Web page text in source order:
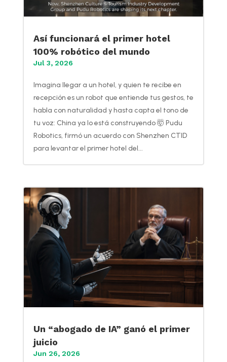
Así funcionará el primer hotel
100% robótico del mundo
Jul 3, 2026
Imagina llegar a un hotel, y quien te recibe en
recepción es un robot que entiende tus gestos, te
habla con naturalidad y hasta capta el tono de
tu voz: China ya lo está construyendo 🤯 Pudu
Robotics, firmó un acuerdo con Shenzhen CTID
para levantar el primer hotel del...
Un “abogado de IA” ganó el primer
juicio
Jun 26, 2026